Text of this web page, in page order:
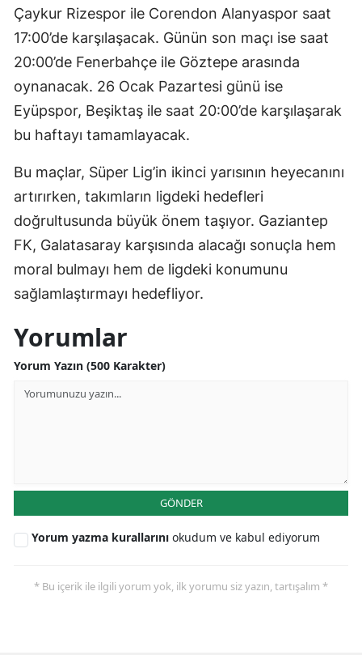
Çaykur Rizespor ile Corendon Alanyaspor saat
17:00’de karşılaşacak. Günün son maçı ise saat
20:00’de Fenerbahçe ile Göztepe arasında
oynanacak. 26 Ocak Pazartesi günü ise
Eyüpspor, Beşiktaş ile saat 20:00’de karşılaşarak
bu haftayı tamamlayacak.
Bu maçlar, Süper Lig’in ikinci yarısının heyecanını
artırırken, takımların ligdeki hedefleri
doğrultusunda büyük önem taşıyor. Gaziantep
FK, Galatasaray karşısında alacağı sonuçla hem
moral bulmayı hem de ligdeki konumunu
sağlamlaştırmayı hedefliyor.
Yorumlar
Yorum Yazın (500 Karakter)
GÖNDER
Yorum yazma kurallarını okudum ve kabul ediyorum
* Bu içerik ile ilgili yorum yok, ilk yorumu siz yazın, tartışalım *